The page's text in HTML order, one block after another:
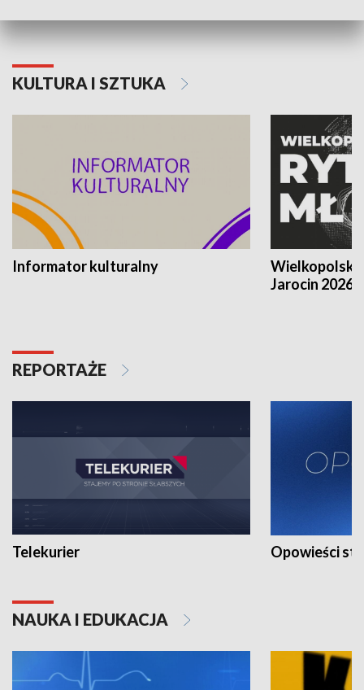
KULTURA I SZTUKA
Informator kulturalny
Jarocin 2026
REPORTAŻE
Telekurier Opowieści
NAUKA I EDUKACJA